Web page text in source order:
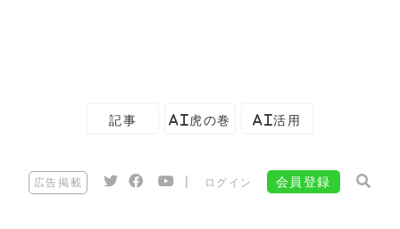
記事 AI虎の巻 AI活用
広告掲載 ログイン 会員登録